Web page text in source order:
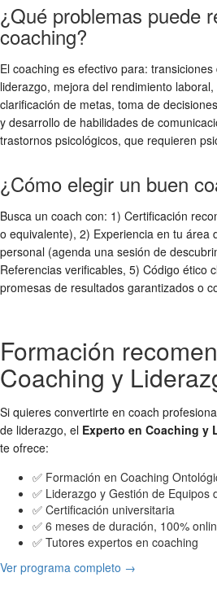
¿Qué problemas puede
coaching?
El coaching es efectivo para:
liderazgo, mejora del rendimiento
clarificación de metas, toma de
y desarrollo de habilidades de
trastornos psicológicos, que requieren
¿Cómo elegir un buen
Busca un coach con: 1) Certificación
o equivalente), 2) Experiencia en tu área
personal (agenda una sesión de
Referencias verificables, 5) Código ético
promesas de resultados garantizados o
Formación
Coaching y
Si quieres convertirte en coach
de liderazgo, el Experto en Coaching y
te ofrece:
✅ Formación en Coaching
✅ Liderazgo y Gestión de Equipos
✅ Certificación universitaria
✅ 6 meses de duración, 100%
✅ Tutores expertos en coaching
Ver programa completo →